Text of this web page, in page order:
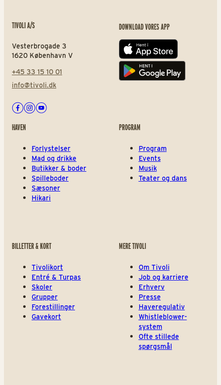
TIVOLI A/S
Vesterbrogade 3
1620 København V
+45 33 15 10 01
info@tivoli.dk
Facebook
Instagram
Youtube
DOWNLOAD VORES APP
App store
Play store
HAVEN
Forlystelser
Mad og drikke
Butikker & boder
Spilleboder
Sæsoner
Hikari
PROGRAM
Program
Events
Musik
Teater og dans
BILLETTER & KORT
Tivolikort
Entré & Turpas
Skoler
Grupper
Forestillinger
Gavekort
MERE TIVOLI
Om Tivoli
Job og karriere
Erhverv
Presse
Haveregulativ
Whistleblower-
system
Ofte stillede
spørgsmål